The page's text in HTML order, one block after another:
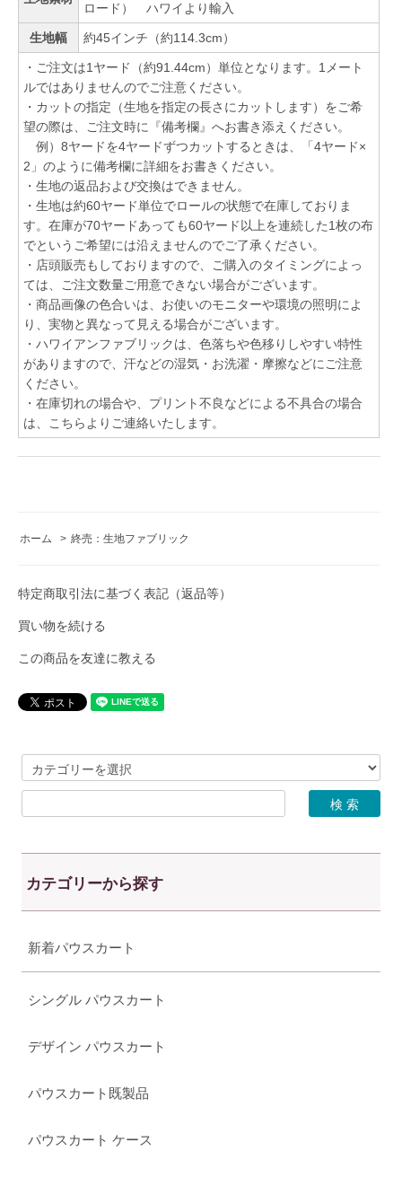
ロード） ハワイより輸入
生地幅 約45インチ（約114.3cm）
・ご注文は1ヤード（約91.44cm）単位となります。1メート
ルではありませんのでご注意ください。
・カットの指定（生地を指定の長さにカットします）をご希
望の際は、ご注文時に『備考欄』へお書き添えください。
例）8ヤードを4ヤードずつカットするときは、「4ヤード×
2」のように備考欄に詳細をお書きください。
・生地の返品および交換はできません。
・生地は約60ヤード単位でロールの状態で在庫しておりま
す。在庫が70ヤードあっても60ヤード以上を連続した1枚の布
でというご希望には沿えませんのでご了承ください。
・店頭販売もしておりますので、ご購入のタイミングによっ
ては、ご注文数量ご用意できない場合がございます。
・商品画像の色合いは、お使いのモニターや環境の照明によ
り、実物と異なって見える場合がございます。
・ハワイアンファブリックは、色落ちや色移りしやすい特性
がありますので、汗などの湿気・お洗濯・摩擦などにご注意
ください。
・在庫切れの場合や、プリント不良などによる不具合の場合
は、こちらよりご連絡いたします。
ホーム > 終売：生地ファブリック
特定商取引法に基づく表記（返品等）
買い物を続ける
この商品を友達に教える
カテゴリーから探す
新着パウスカート
シングル パウスカート
デザイン パウスカート
パウスカート既製品
パウスカート ケース